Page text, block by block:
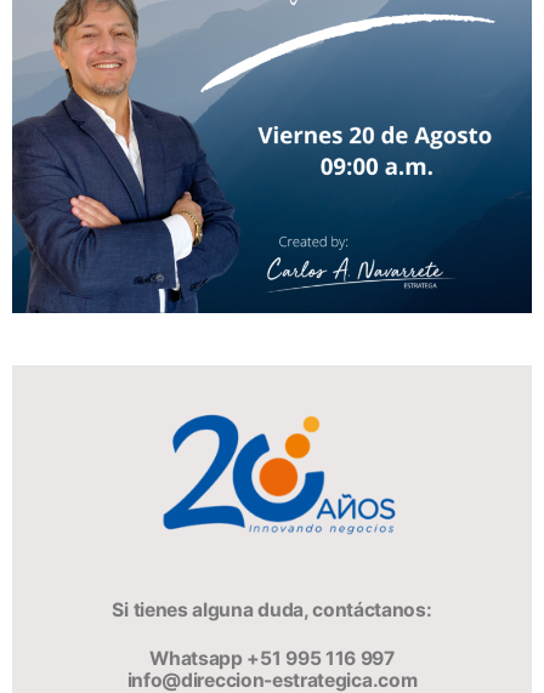
Si tienes alguna duda, contáctanos:
Whatsapp +51 995 116 997
info@direccion-estrategica.com